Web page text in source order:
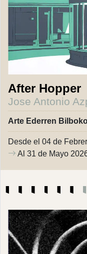
After Hopper
Jose Antonio
Arte Ederren
Desde el 04 de
Al 31 de Mayo